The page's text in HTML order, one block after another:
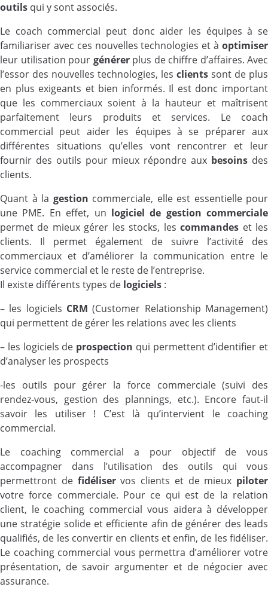
outils qui y sont associés.
Le coach commercial peut donc aider les équipes à se
familiariser avec ces nouvelles technologies et à optimiser
leur utilisation pour générerplus de chiffre d’affaires. Avec
l’essor des nouvelles technologies, les clients sont de plus
en plus exigeants et bien informés. Il est donc important
que les commerciaux soient à la hauteur et maîtrisent
parfaitement leurs produits et services. Le coach
commercial peut aider les équipes à se préparer aux
différentes situations qu’elles vont rencontrer et leur
fournir des outils pour mieux répondre aux besoins des
clients.
Quant à la gestion commerciale, elle est essentielle pour
une PME. En effet, un logiciel de gestion commerciale
permet de mieux gérer les stocks, lescommandes et les
clients. Il permet également de suivre l’activité des
commerciaux et d’améliorer la communication entre le
service commercial et le reste de l’entreprise.
Il existe différents types de logiciels :
– les logiciels CRM (Customer Relationship Management)
qui permettent de gérer les relations avec les clients
– les logiciels de prospection qui permettent d’identifier et
d’analyser les prospects
-les outils pour gérer la force commerciale (suivi des
rendez-vous, gestion des plannings, etc.). Encore faut-il
savoir les utiliser ! C’est là qu’intervient le coaching
commercial.
Le coaching commercial a pour objectif de vous
accompagner dans l’utilisation des outils qui vous
permettront de fidéliservos clients et de mieux piloter
votre force commerciale. Pour ce qui est de la relation
client, le coaching commercial vous aidera à développer
une stratégie solide et efficiente afin de générer des leads
qualifiés, de les convertir en clients et enfin, de les fidéliser.
Le coaching commercial vous permettra d’améliorer votre
présentation, de savoir argumenter et de négocier avec
assurance.